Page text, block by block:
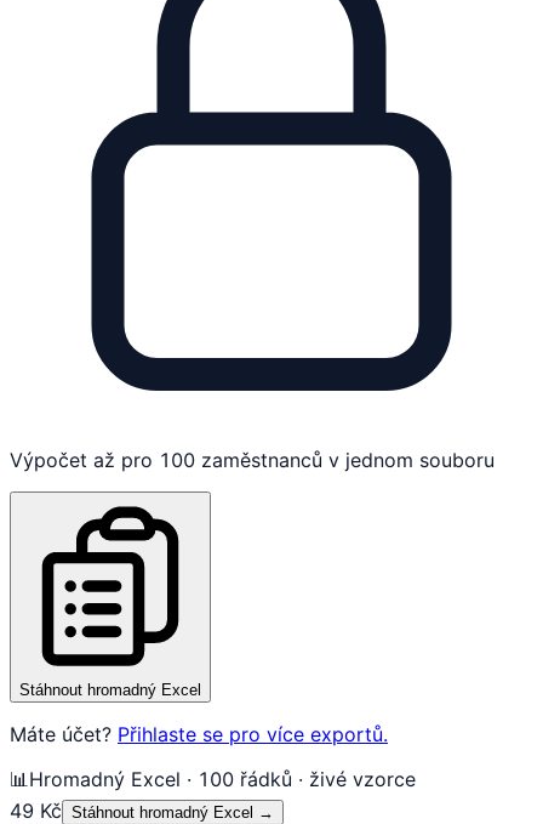
Výpočet až pro 100 zaměstnanců v jednom souboru
Stáhnout hromadný Excel
Máte účet? Přihlaste se pro více exportů.
📊 Hromadný Excel · 100 řádků · živé vzorce
49 Kč Stáhnout hromadný Excel →